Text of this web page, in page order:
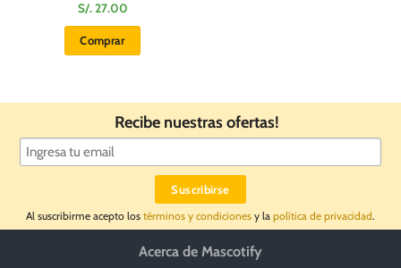
S/.27.00
Comprar
Recibe nuestras ofertas!
Al suscribirme acepto los términos y condiciones y la política de privacidad.
Acerca de Mascotify